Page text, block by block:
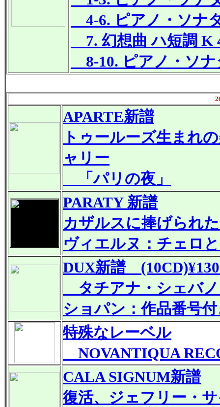
4-6. ピアノ・ソナ
7. 幻想曲 ハ短調 K
8-10. ピアノ・ソナ
APARTE新譜
トゥールーズ生まれ
ャリー
「パリの夜」
PARATY 新譜
カザルスに捧げられ
ヴィエルヌ：チェロ
DUX新譜
タチアナ・シェバ
ショパン：作品番号
特殊なレーベル
NOVANTIQUA
CALA SIGNUM新譜
復活、ジェフリー・